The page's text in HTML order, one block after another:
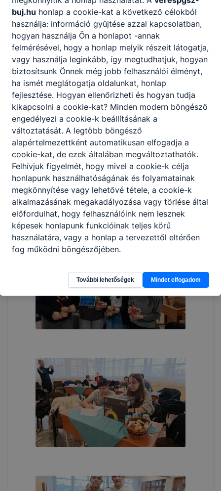
buj.hu honlap a cookie-kat a következő célokból
használja: információ gyűjtése azzal kapcsolatban,
hogyan használja Ön a honlapot -annak
felmérésével, hogy a honlap melyik részeit látogatja,
vagy használja leginkább, így megtudhatjuk, hogyan
biztosítsunk Önnek még jobb felhasználói élményt,
ha ismét meglátogatja oldalunkat, honlap
fejlesztése. Hogyan ellenőrizheti és hogyan tudja
kikapcsolni a cookie-kat? Minden modern böngésző
engedélyezi a cookie-k beállításának a
változtatását. A legtöbb böngésző
alapértelmezettként automatikusan elfogadja a
cookie-kat, de ezek általában megváltoztathatók.
Felhívjuk figyelmét, hogy mivel a cookie-k célja
honlapunk használhatóságának és folyamatainak
megkönnyítése vagy lehetővé tétele, a cookie-k
alkalmazásának megakadályozása vagy törlése által
előfordulhat, hogy felhasználóink nem lesznek
képesek honlapunk funkcióinak teljes körű
használatára, vagy a honlap a tervezettől eltérően
fog működni böngészőjében.
További lehetőségek Mindet elfogadom